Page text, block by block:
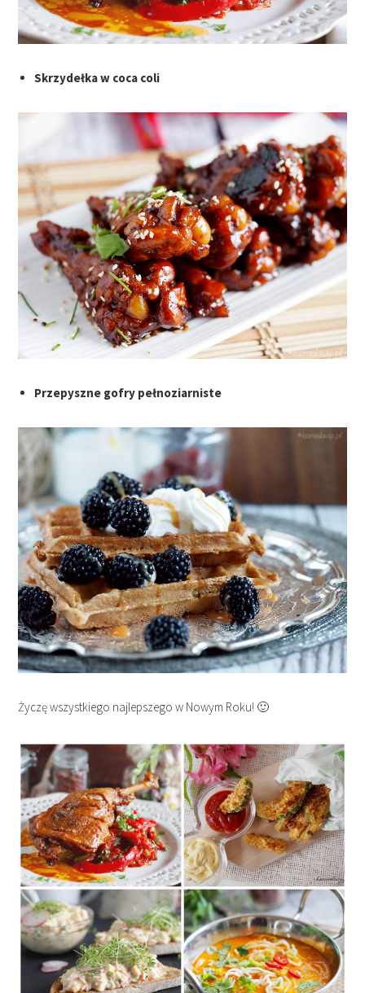
Skrzydełka w coca coli
Przepyszne gofry pełnoziarniste
Życzę wszystkiego najlepszego w Nowym Roku! 🙂